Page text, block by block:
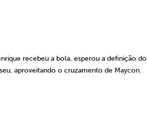
recebeu a bola, esperou a definição do
aproveitando o cruzamento de Maycon.